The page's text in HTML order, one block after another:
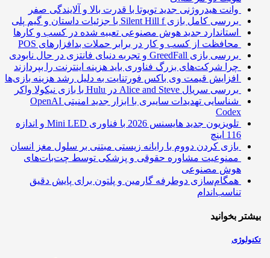
وانت هیدروژنی جدید تویوتا با قدرت بالا و آلایندگی صفر
بررسی کامل بازی Silent Hill f با جزئیات داستان و گیم پلی
استاندارد جدید هوش مصنوعی تعبیه شده در کسب و کارها
محافظت از کسب و کار در برابر حملات بدافزارهای POS
بررسی بازی GreedFall و تجربه دنیای فانتزی در حال نابودی
چرا شرکت‌های بزرگ فناوری باید هزینه اینترنت را بپردازند
افزایش قیمت وی باکس فورتنایت به دلیل رشد هزینه بازی‌ها
بررسی سریال Alice and Steve در Hulu با بازی نیکولا واکر
شناسایی تهدیدات سایبری با ابزار جدید امنیتی OpenAI
Codex
تلویزیون جدید هایسنس 2026 با فناوری Mini LED و اندازه
بازی کردن دووم با رایانه زیستی مبتنی بر سلول مغز انسان
ممنوعیت مشاوره حقوقی و پزشکی توسط چت‌بات‌های
هوش مصنوعی
همگام‌سازی دوطرفه گارمین و پلتون برای پایش دقیق
تناسب‌اندام
بخوانید